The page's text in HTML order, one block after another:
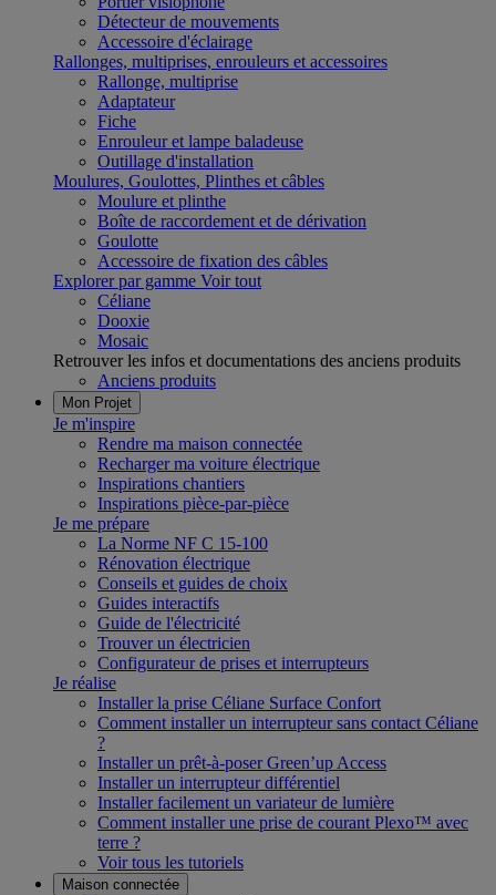
Détecteur de mouvements
Accessoire d'éclairage
Rallonges, multiprises, enrouleurs et accessoires
Rallonge, multiprise
Adaptateur
Fiche
Enrouleur et lampe baladeuse
Outillage d'installation
Moulures, Goulottes, Plinthes et câbles
Moulure et plinthe
Boîte de raccordement et de dérivation
Goulotte
Accessoire de fixation des câbles
Explorer par gamme Voir tout
Céliane
Dooxie
Mosaic
Retrouver les infos et documentations des anciens produits
Anciens produits
Mon Projet
Je m'inspire
Rendre ma maison connectée
Recharger ma voiture électrique
Inspirations chantiers
Inspirations pièce-par-pièce
Je me prépare
La Norme NF C 15-100
Rénovation électrique
Conseils et guides de choix
Guides interactifs
Guide de l'électricité
Trouver un électricien
Configurateur de prises et interrupteurs
Je réalise
Installer la prise Céliane Surface Confort
Comment installer un interrupteur sans contact Céliane
?
Installer un prêt-à-poser Green’up Access
Installer un interrupteur différentiel
Installer facilement un variateur de lumière
Comment installer une prise de courant Plexo™ avec
terre ?
Voir tous les tutoriels
Maison connectée